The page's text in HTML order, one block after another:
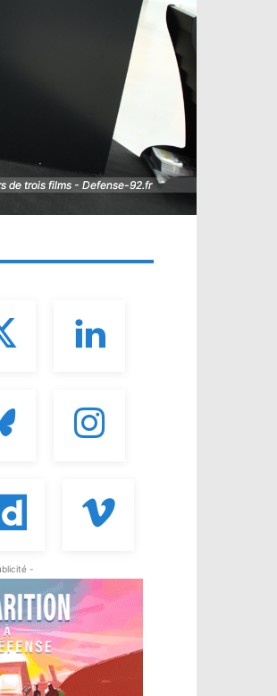
de trois films - Defense-92.fr
de trois films - Defense-92.fr
-